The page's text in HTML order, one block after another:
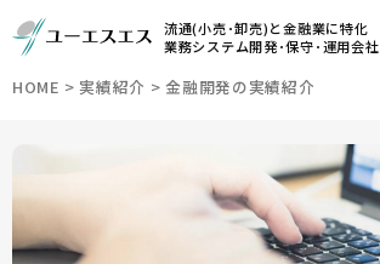
流通(小売･卸売)と金融業に特化
業務システム開発･保守･運用会社
HOME >実績紹介 >金融開発の実績紹介